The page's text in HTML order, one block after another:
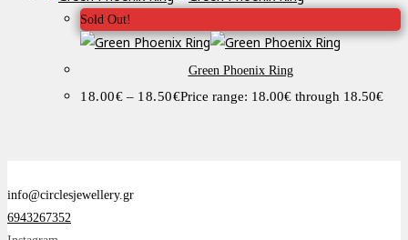
Sold Out!
Green Phoenix Ring
18.00€ – 18.50€Price range: 18.00€ through 18.50€
info@circlesjewellery.gr
6943267352